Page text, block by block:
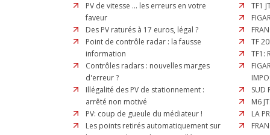
PV de vitesse ... les erreurs en votre
faveur
Des PV raturés à 17 euros, légal ?
Point de contrôle radar : la fausse
information
Contrôles radars : nouvelles marges
d'erreur ?
Illégalité des PV de stationnement :
arrêté non motivé
PV: coup de gueule du médiateur !
Les points retirés automatiquement sur
TF1
TF
TF1:
SUD
M6
LA